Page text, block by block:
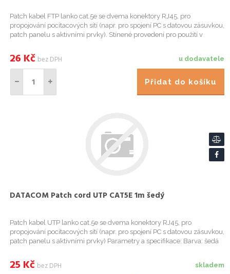
Patch kabel FTP lanko cat.5e se dvema konektory RJ45, pro
propojování pocítacových sítí (napr. pro spojení PC s datovou zásuvkou,
patch panelu s aktivními prvky). Stínené provedení pro použití v
u dodavatele
26 Kč bez DPH
Přidat do košíku
DATACOM Patch cord UTP CAT5E 1m šedý
Patch kabel UTP lanko cat.5e se dvema konektory RJ45, pro
propojování pocítacových sítí (napr. pro spojení PC s datovou zásuvkou,
patch panelu s aktivními prvky) Parametry a specifikace: Barva: šedá
skladem
25 Kč bez DPH